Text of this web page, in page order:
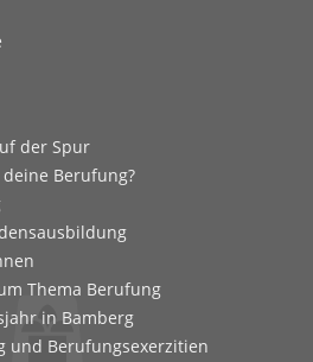
der Spur
Berufung?
Thema Berufung
in Bamberg
und Berufungsexerzitien